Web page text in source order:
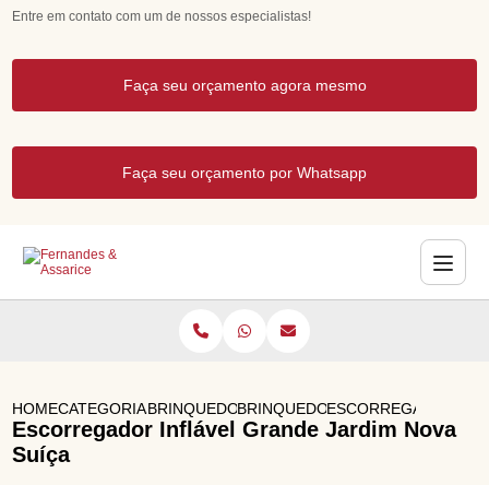
Entre em contato com um de nossos especialistas!
Faça seu orçamento agora mesmo
Faça seu orçamento por Whatsapp
HOMECATEGORIASBRINQUEDOS INFLAVEISBRINQUEDOS INFLAVEIS PARA
ESCORREGADOR
Escorregador Inflável Grande Jardim Nova
Suíça